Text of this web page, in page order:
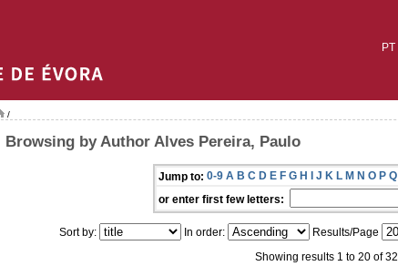
PT
/
Browsing by Author Alves Pereira, Paulo
Jump to: 0-9 A B C D E F G H I J K L M N O P Q
or enter first few letters:
Sort by: In order: Results/Page
Showing results 1 to 20 of 32